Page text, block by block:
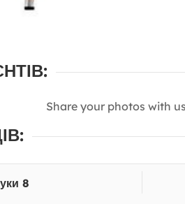
Share your photos with
8